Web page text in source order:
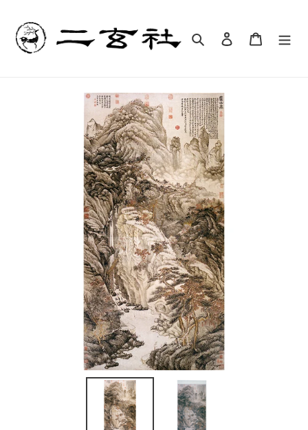
検索 ログインカート